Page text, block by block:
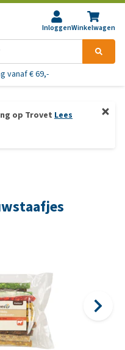
InloggenWinkelwagen
vanaf € 69,-
op Trovet Lees